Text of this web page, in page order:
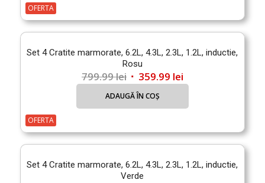
799.99 lei.
OFERTA
Set 4 Cratite marmorate, 6.2L, 4.3L, 2.3L, 1.2L, inductie,
Rosu
799.99lei Prețul
inițial
799.99 lei.
359.99 leiPrețul
curent
este:
ADAUGĂ ÎN COȘ
OFERTA
Set 4 Cratite marmorate, 6.2L, 4.3L, 2.3L, 1.2L, inductie,
Verde